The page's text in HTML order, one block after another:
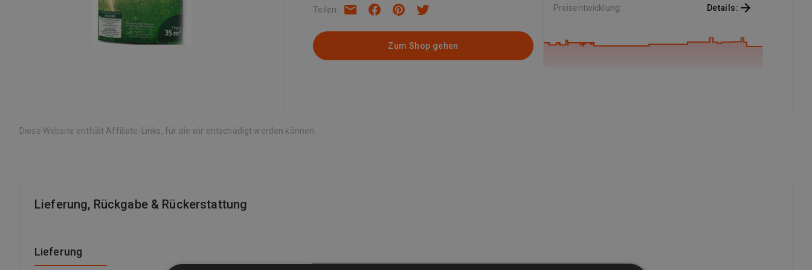
Teilen:
Zum Shop gehen
Preisentwicklung: Details:
Diese Website enthält Affiliate-Links, für die wir entschädigt werden können.
Lieferung, Rückgabe & Rückerstattung
Lieferung